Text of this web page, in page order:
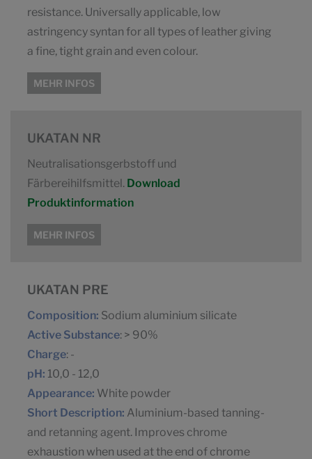
resistance. Universally applicable, low
astringency syntan for all types of leather giving
a fine, tight grain and even colour.
MEHR INFOS
UKATAN NR
Neutralisationsgerbstoff und
Färbereihilfsmittel. Download
Produktinformation
MEHR INFOS
UKATAN PRE
Composition: Sodium aluminium silicate
Active Substance: > 90%
Charge: -
pH: 10,0 - 12,0
Appearance: White powder
Short Description: Aluminium-based tanning-
and retanning agent. Improves chrome
exhaustion when used at the end of chrome